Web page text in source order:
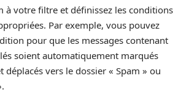
à votre filtre et définissez les conditions
Par exemple, vous pouvez
pour que les messages contenant
soient automatiquement marqués
déplacés vers le dossier « Spam » ou